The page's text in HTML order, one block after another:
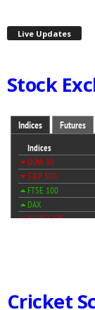
Live Updates
Stock
Cricket